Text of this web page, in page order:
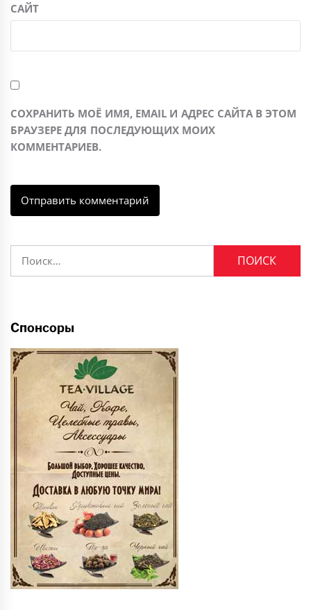
САЙТ
СОХРАНИТЬ МОЁ ИМЯ, EMAIL И АДРЕС САЙТА В ЭТОМ
БРАУЗЕРЕ ДЛЯ ПОСЛЕДУЮЩИХ МОИХ
КОММЕНТАРИЕВ.
Найти:
Спонсоры